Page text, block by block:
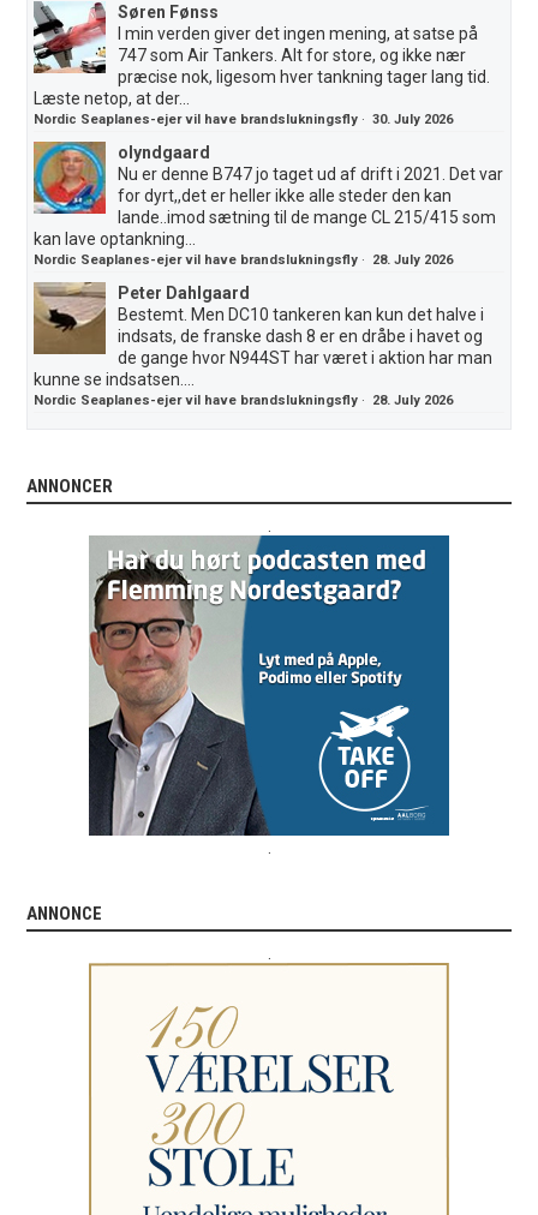
Søren Fønss
I min verden giver det ingen mening, at satse på
747 som Air Tankers. Alt for store, og ikke nær
præcise nok, ligesom hver tankning tager lang tid.
Læste netop, at der...
Nordic Seaplanes-ejer vil have brandslukningsfly ·30. July 2026
olyndgaard
Nu er denne B747 jo taget ud af drift i 2021. Det var
for dyrt,,det er heller ikke alle steder den kan
lande..imod sætning til de mange CL 215/415 som
kan lave optankning...
Nordic Seaplanes-ejer vil have brandslukningsfly · 28. July 2026
Peter Dahlgaard
Bestemt. Men DC10 tankeren kan kun det halve i
indsats, de franske dash 8 er en dråbe i havet og
de gange hvor N944ST har været i aktion har man
kunne se indsatsen....
Nordic Seaplanes-ejer vil have brandslukningsfly · 28. July 2026
ANNONCER
ANNONCE